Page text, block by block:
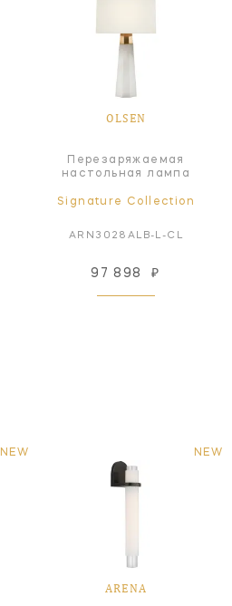
OLSEN
Перезаряжаемая
настольная лампа
Signature Collection
ARN3028ALB-L-CL
97 898 ₽
NEW NEW
ARENA